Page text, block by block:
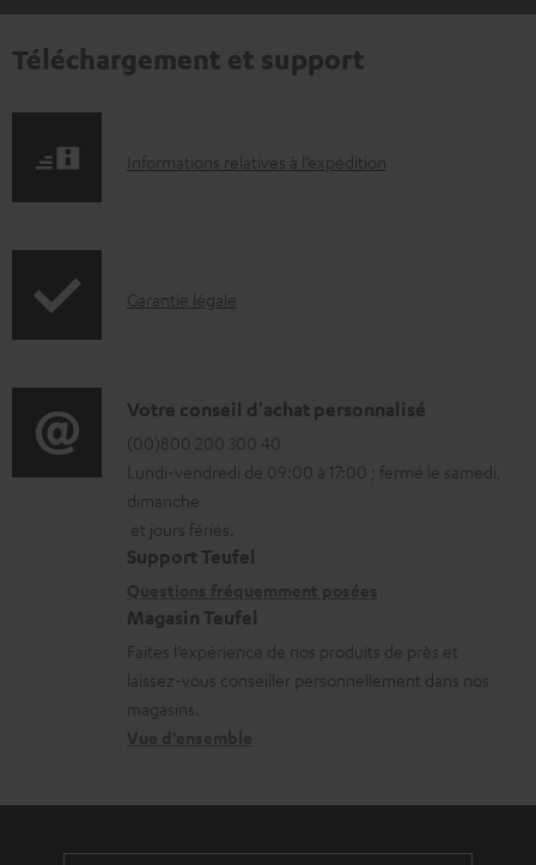
Téléchargement et support
I
r
t
i
o
n
s
e
a
v
e
Informations relatives à l’expédition
I
o
r
m
a
t
o
n
s
l
Garantie légale
D
é
t
a
i
s
c
o
a
Votre conseil d'achat personnalisé
(00)800 200 300 40
Lundi-vendredi de 09:00 à 17:00 ; fermé le samedi,
dimanche
et jours fériés.
Support Teufel
Magasin Teufel
Faites l’expérience de nos produits de près et
laissez-vous conseiller personnellement dans nos
magasins.